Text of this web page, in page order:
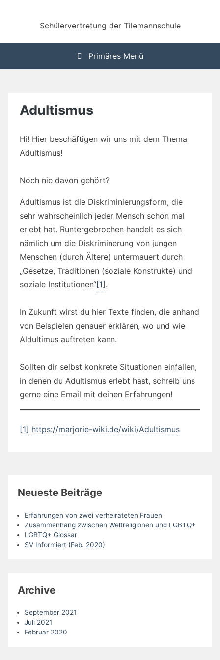
Schülervertretung der Tilemannschule
Primäres Menü
Adultismus
Hi! Hier beschäftigen wir uns mit dem Thema
Adultismus!
Noch nie davon gehört?
Adultismus ist die Diskriminierungsform, die
sehr wahrscheinlich jeder Mensch schon mal
erlebt hat. Runtergebrochen handelt es sich
nämlich um die Diskriminerung von jungen
Menschen (durch Ältere) untermauert durch
„Gesetze, Traditionen (soziale Konstrukte) und
soziale Institutionen“[1] .
In Zukunft wirst du hier Texte finden, die anhand
von Beispielen genauer erklären, wo und wie
Aldultimus auftreten kann.
Sollten dir selbst konkrete Situationen einfallen,
in denen du Adultismus erlebt hast, schreib uns
gerne eine Email mit deinen Erfahrungen!
[1] https://marjorie-wiki.de/wiki/Adultismus
Neueste Beiträge
Erfahrungen von zwei verheirateten Frauen
Zusammenhang zwischen Weltreligionen und LGBTQ+
LGBTQ+ Glossar
SV Informiert (Feb. 2020)
Archive
September 2021
Juli 2021
Februar 2020